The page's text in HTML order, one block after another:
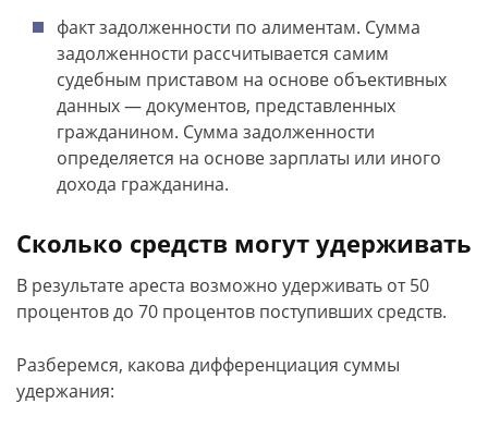
факт задолженности по алиментам. Сумма
задолженности рассчитывается самим
судебным приставом на основе объективных
данных — документов, представленных
гражданином. Сумма задолженности
определяется на основе зарплаты или иного
дохода гражданина.
Сколько средств могут удерживать
В результате ареста возможно удерживать от 50
процентов до 70 процентов поступивших средств.
Разберемся, какова дифференциация суммы
удержания: